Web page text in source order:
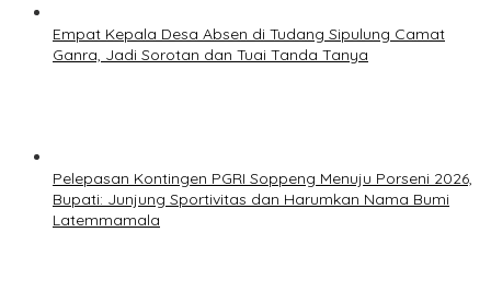
Empat Kepala Desa Absen di Tudang Sipulung Camat
Ganra, Jadi Sorotan dan Tuai Tanda Tanya
Pelepasan Kontingen PGRI Soppeng Menuju Porseni 2026,
Bupati: Junjung Sportivitas dan Harumkan Nama Bumi
Latemmamala